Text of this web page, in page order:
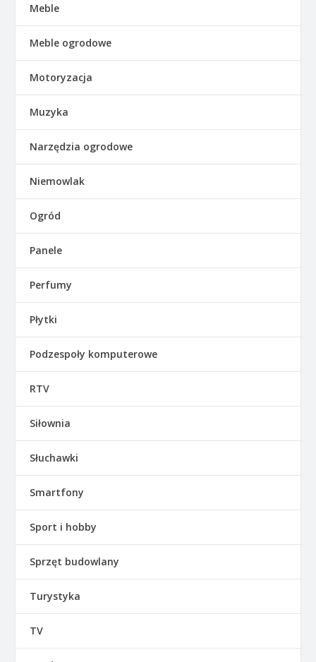
Meble
Meble ogrodowe
Motoryzacja
Muzyka
Narzędzia ogrodowe
Niemowlak
Ogród
Panele
Perfumy
Płytki
Podzespoły komputerowe
RTV
Siłownia
Słuchawki
Smartfony
Sport i hobby
Sprzęt budowlany
Turystyka
TV